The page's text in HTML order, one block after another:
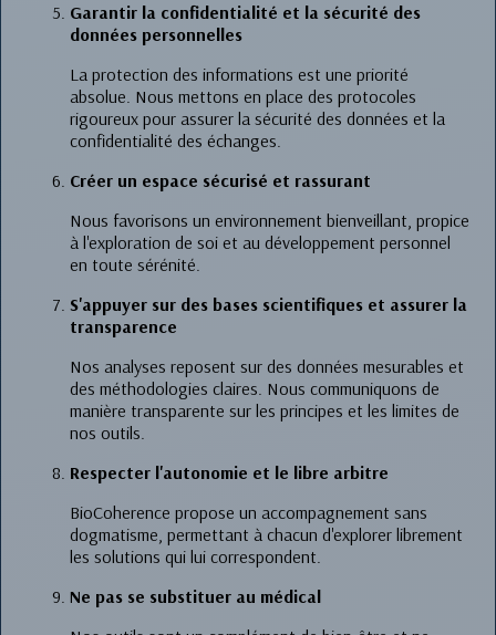
Garantir la confidentialité et la sécurité des
données personnelles
La protection des informations est une priorité
absolue. Nous mettons en place des protocoles
rigoureux pour assurer la sécurité des données et la
confidentialité des échanges.
Créer un espace sécurisé et rassurant
Nous favorisons un environnement bienveillant, propice
à l'exploration de soi et au développement personnel
en toute sérénité.
S'appuyer sur des bases scientifiques et assurer la
transparence
Nos analyses reposent sur des données mesurables et
des méthodologies claires. Nous communiquons de
manière transparente sur les principes et les limites de
nos outils.
Respecter l'autonomie et le libre arbitre
BioCoherence propose un accompagnement sans
dogmatisme, permettant à chacun d'explorer librement
les solutions qui lui correspondent.
Ne pas se substituer au médical